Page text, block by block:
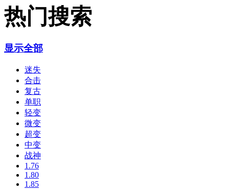
热门搜索
显示全部
迷失
合击
复古
单职
轻变
微变
超变
中变
战神
1.76
1.80
1.85